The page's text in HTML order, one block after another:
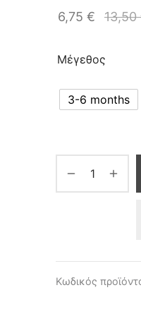
6,75 € 13,50
Μέγεθος
3-6 months
Κωδικός